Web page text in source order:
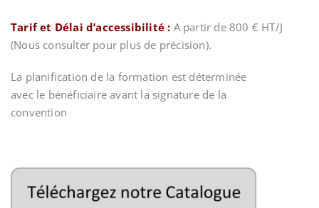
Tarif et Délai d’accessibilité : A partir de 800 € HT/J
(Nous consulter pour plus de précision).
La planification de la formation est déterminée
avec le bénéficiaire avant la signature de la
convention